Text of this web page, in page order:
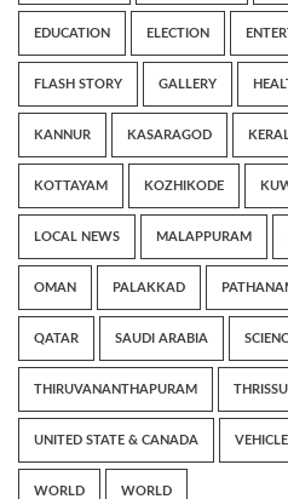
EDUCATION ELECTION
FLASH STORY GALLERY
KANNUR KASARAGOD
KOTTAYAM KOZHIKODE
LOCAL NEWS MALAPPURAM
OMAN PALAKKAD
QATAR SAUDI ARABIA
THIRUVANANTHAPURAM
UNITED STATE & CANADA VEHICLE
WORLD WORLD